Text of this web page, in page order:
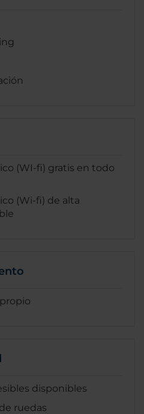
(WI-fi) gratis en todo
(Wi-fi) de alta
disponibles
ruedas